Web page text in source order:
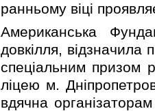
ранньому віці
Американська
довкілля, відзначила
спеціальним призом
ліцею м.
вдячна